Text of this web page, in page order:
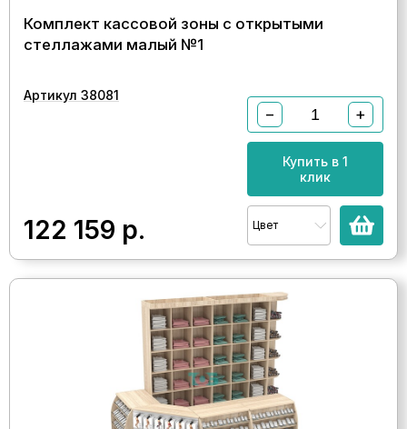
Комплект кассовой зоны с открытыми
стеллажами малый №1
Артикул 38081
122 159 р.
− +
Купить в 1
клик
Цвет